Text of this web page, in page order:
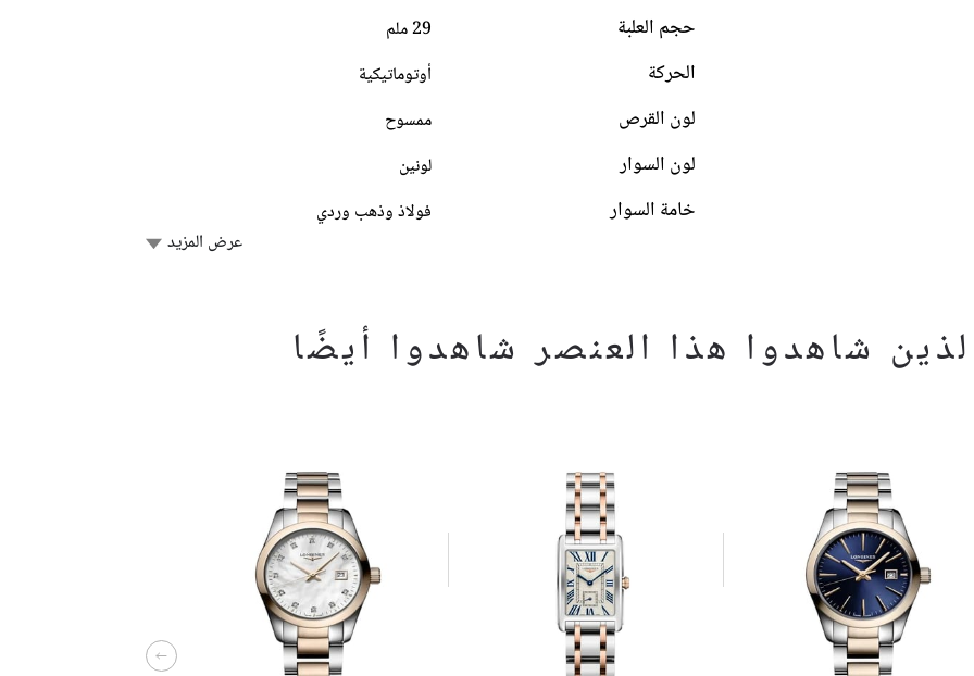
حجم العلبة 29 ملم
الحركة أوتوماتيكية
لون القرص ممسوح
لون السوار لونين
خامة السوار
فولاذ وذهب وردي
عرض المزيد
شاهدوا هذا العنصر شاهدوا أيضًا